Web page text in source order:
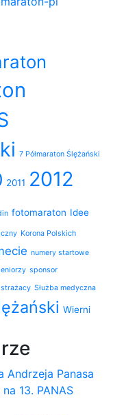
7 Półmaraton Ślężański
2011 2012
fotomaraton Idee
Korona Polskich
numery startowe
sponsor
strażacy Służba medyczna
Wierni
Andrzeja Panasa
13. PANAS